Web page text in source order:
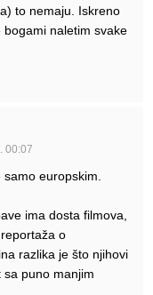
to nemaju. Iskreno
bogami naletim svake
00:07
europskim.
ima dosta filmova,
o
razlika je što njihovi
sa puno manjim